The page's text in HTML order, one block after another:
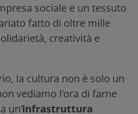
sociale e un tessuto
fatto di oltre mille
creatività e
la cultura non è solo un
vediamo l’ora di farne
un’infrastruttura